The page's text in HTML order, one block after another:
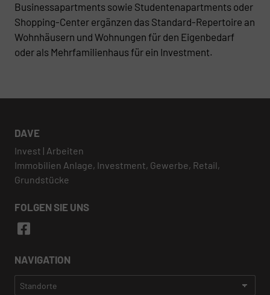
Businessapartments sowie Studentenapartments oder
Shopping-Center ergänzen das Standard-Repertoire an
Wohnhäusern und Wohnungen für den Eigenbedarf
oder als Mehrfamilienhaus für ein Investment.
DAVE
Invest | Arbeiten
Immobilien Anlage, Investment, Gewerbe, Retail,
Grundstücke
FOLGEN SIE UNS
NAVIGATION